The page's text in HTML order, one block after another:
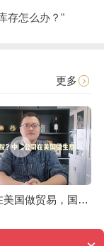
存怎么办？"
更多
中国公司在美国做贸易，国内是否上税呢